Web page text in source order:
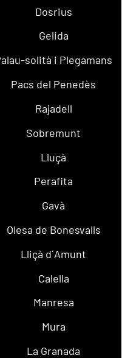
Dosrius
Gelida
solità i Plegamans
Pacs del Penedès
Rajadell
Sobremunt
Lluçà
Perafita
Gavà
Olesa de Bonesvalls
Lliçà d´Amunt
Calella
Manresa
Mura
La Granada